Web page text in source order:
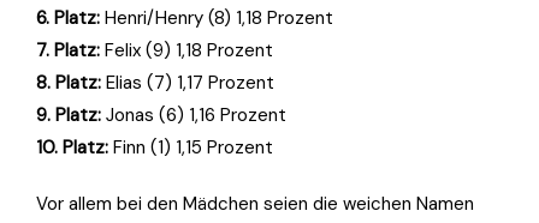
6. Platz: Henri/Henry (8) 1,18 Prozent
7. Platz: Felix (9) 1,18 Prozent
8. Platz: Elias (7) 1,17 Prozent
9. Platz: Jonas (6) 1,16 Prozent
10. Platz: Finn (1) 1,15 Prozent
Vor allem bei den Mädchen seien die weichen Namen